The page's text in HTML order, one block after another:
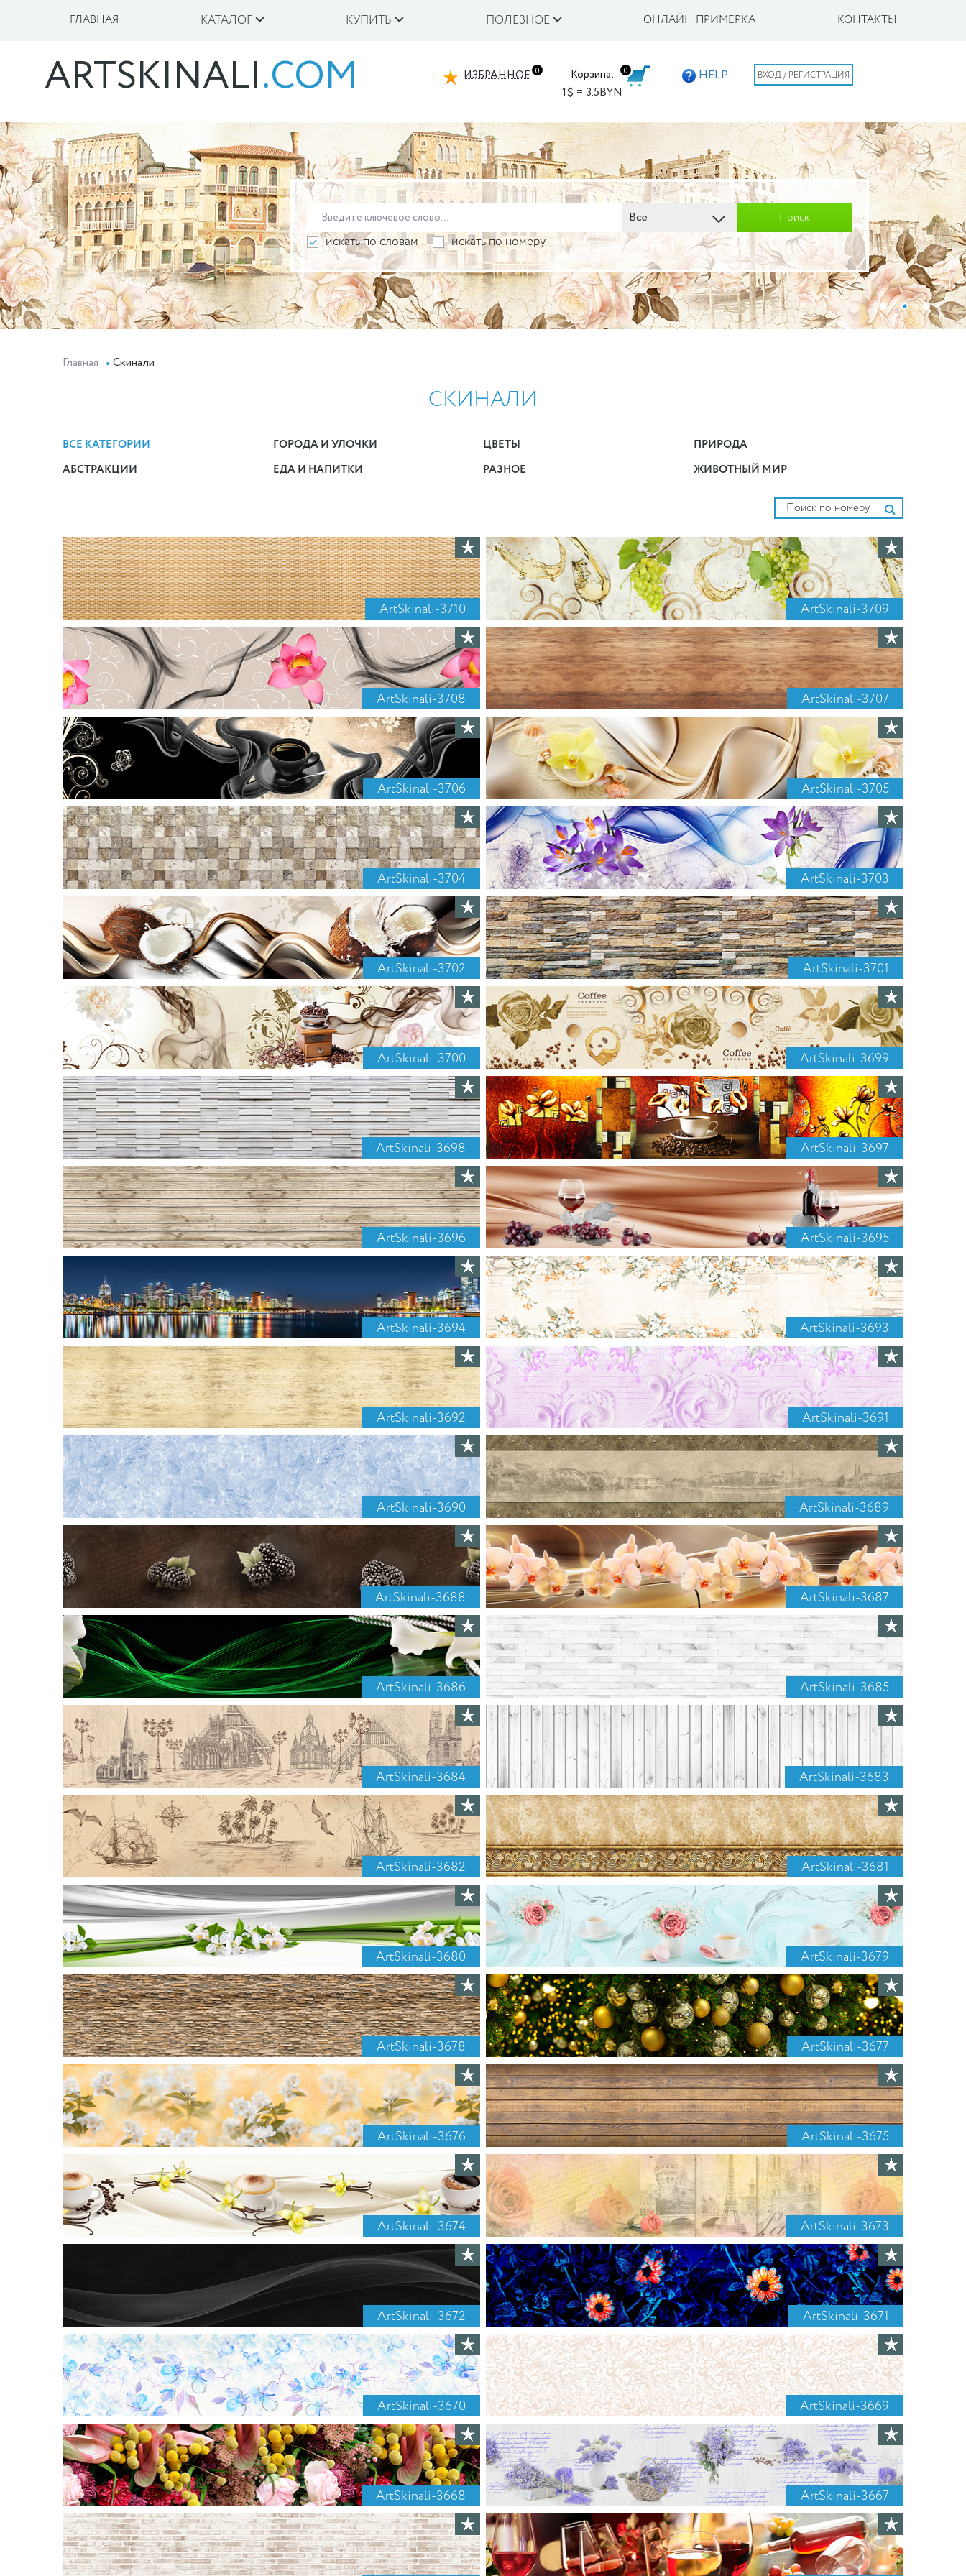
ГЛАВНАЯ КАТАЛОГ КУПИТЬ ПОЛЕЗНОЕ ОНЛАЙН ПРИМЕРКА КОНТАКТЫ
ARTSKINALI.COM ИЗБРАННОЕ 0 Корзина: 0
1$ = 3.5BYN
HELP ВХОД / РЕГИСТРАЦИЯ
Все Поиск
искать по словам искать по номеру
Главная Скинали
СКИНАЛИ
ВСЕ КАТЕГОРИИ ГОРОДА И УЛОЧКИ ЦВЕТЫ
ПРИРОДА
АБСТРАКЦИИ
ЕДА И НАПИТКИ РАЗНОЕ ЖИВОТНЫЙ МИР
ArtSkinali-3710 ArtSkinali-3709
ArtSkinali-3708 ArtSkinali-3707
ArtSkinali-3706 ArtSkinali-3705
ArtSkinali-3704 ArtSkinali-3703
ArtSkinali-3702 ArtSkinali-3701
ArtSkinali-3700 ArtSkinali-3699
ArtSkinali-3698 ArtSkinali-3697
ArtSkinali-3696 ArtSkinali-3695
ArtSkinali-3694 ArtSkinali-3693
ArtSkinali-3692 ArtSkinali-3691
ArtSkinali-3690 ArtSkinali-3689
ArtSkinali-3688 ArtSkinali-3687
ArtSkinali-3686 ArtSkinali-3685
ArtSkinali-3684 ArtSkinali-3683
ArtSkinali-3682 ArtSkinali-3681
ArtSkinali-3680 ArtSkinali-3679
ArtSkinali-3678 ArtSkinali-3677
ArtSkinali-3676 ArtSkinali-3675
ArtSkinali-3674 ArtSkinali-3673
ArtSkinali-3672 ArtSkinali-3671
ArtSkinali-3670 ArtSkinali-3669
ArtSkinali-3668 ArtSkinali-3667